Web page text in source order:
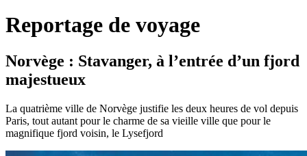
Reportage de voyage
Norvège : Stavanger, à l’entrée d’un fjord
majestueux
La quatrième ville de Norvège justifie les deux heures de vol depuis
Paris, tout autant pour le charme de sa vieille ville que pour le
magnifique fjord voisin, le Lysefjord